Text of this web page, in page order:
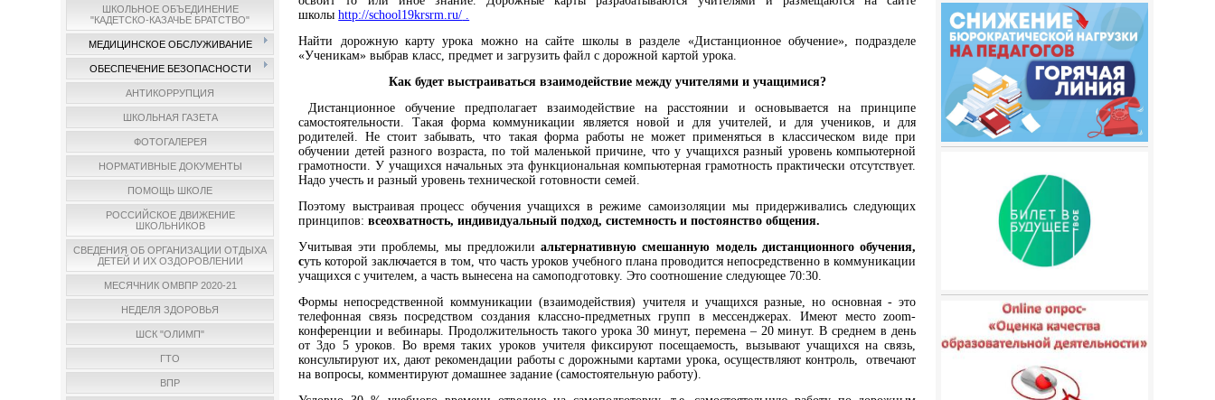
ШКОЛЬНОЕ ОБЪЕДИНЕНИЕ
"КАДЕТСКО-КАЗАЧЬЕ БРАТСТВО"
МЕДИЦИНСКОЕ ОБСЛУЖИВАНИЕ
ОБЕСПЕЧЕНИЕ БЕЗОПАСНОСТИ
АНТИКОРРУПЦИЯ
ШКОЛЬНАЯ ГАЗЕТА
ФОТОГАЛЕРЕЯ
НОРМАТИВНЫЕ ДОКУМЕНТЫ
ПОМОЩЬ ШКОЛЕ
РОССИЙСКОЕ ДВИЖЕНИЕ
ШКОЛЬНИКОВ
СВЕДЕНИЯ ОБ ОРГАНИЗАЦИИ ОТДЫХА
ДЕТЕЙ И ИХ ОЗДОРОВЛЕНИИ
МЕСЯЧНИК ОМВПР 2020-21
НЕДЕЛЯ ЗДОРОВЬЯ
ШСК "ОЛИМП"
ГТО
ВПР
школыhttp://school19krsrm.ru/
Найти дорожную карту урока можно на сайте школы в разделе «Дистанционное обучение», подразделе
«Ученикам» выбрав класс, предмет и загрузить файл с дорожной картой урока.
Как будет выстраиваться взаимодействие между учителями и учащимися?
Дистанционное обучение предполагает взаимодействие на расстоянии и основывается на принципе
самостоятельности. Такая форма коммуникации является новой и для учителей, и для учеников, и для
родителей. Не стоит забывать, что такая форма работы не может применяться в классическом виде при
обучении детей разного возраста, по той маленькой причине, что у учащихся разный уровень компьютерной
грамотности. У учащихся начальных эта функциональная компьютерная грамотность практически отсутствует.
Надо учесть и разный уровень технической готовности семей.
Поэтому выстраивая процесс обучения учащихся в режиме самоизоляции мы придерживались следующих
принципов:всеохватность, индивидуальный подход, системность и постоянство общения.
Учитывая эти проблемы, мы предложили альтернативную смешанную модель дистанционного обучения,
суть которой заключается в том, что часть уроков учебного плана проводится непосредственно в коммуникации
учащихся с учителем, а часть вынесена на самоподготовку. Это соотношение следующее 70:30.
Формы непосредственной коммуникации (взаимодействия) учителя и учащихся разные, но основная - это
телефонная связь посредством создания классно-предметных групп в мессенджерах. Имеют местоzoom-
конференции и вебинары. Продолжительность такого урока 30 минут, перемена – 20 минут. В среднем в день
от 3до 5 уроков. Во время таких уроков учителя фиксируют посещаемость, вызывают учащихся на связь,
консультируют их, дают рекомендации работы с дорожными картами урока, осуществляют контроль, отвечают
на вопросы, комментируют домашнее задание (самостоятельную работу).